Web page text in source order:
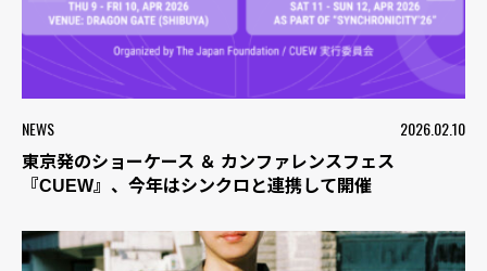
NEWS 2026.02.10
東京発のショーケース ＆ カンファレンスフェス
『CUEW』、今年はシンクロと連携して開催